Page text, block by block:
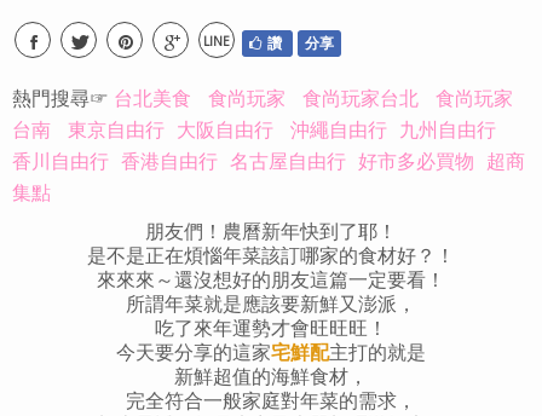
LINE 讚 分享
熱門搜尋☞ 台北美食 食尚玩家 食尚玩家台北
食尚玩家
台南
東京自由行 大阪自由行 沖繩自由行 九州自由行
香川自由行 香港自由行 名古屋自由行 好市多必買物 超商
集點
朋友們！農曆新年快到了耶！
是不是正在煩惱年菜該訂哪家的食材好？！
來來來～還沒想好的朋友這篇一定要看！
所謂年菜就是應該要新鮮又澎派，
吃了來年運勢才會旺旺旺！
今天要分享的這家宅鮮配主打的就是
新鮮超值的海鮮食材，
完全符合一般家庭對年菜的需求，